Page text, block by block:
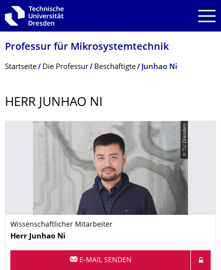
Zur Hauptnavigation springen
Zur Suche springen
Zum Inhalt springen
Professur für Mikrosystemtechnik
Breadcrumb-Menü
Startseite Die Professur Beschäftigte Junhao Ni
HERR JUNHAO NI
© TU Dresden
Wissenschaftlicher Mitarbeiter
Name
Herr Junhao Ni
E-MAIL SENDEN